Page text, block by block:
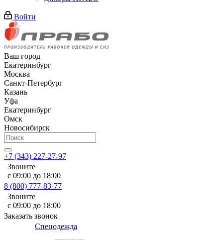
Войти
Ваш город
Екатеринбург
Москва
Санкт-Петербург
Казань
Уфа
Екатеринбург
Омск
Новосибирск
+7 (343) 227-27-97
Звоните
с 09:00 до 18:00
8 (800) 777-83-77
Звоните
с 09:00 до 18:00
Заказать звонок
Спецодежда